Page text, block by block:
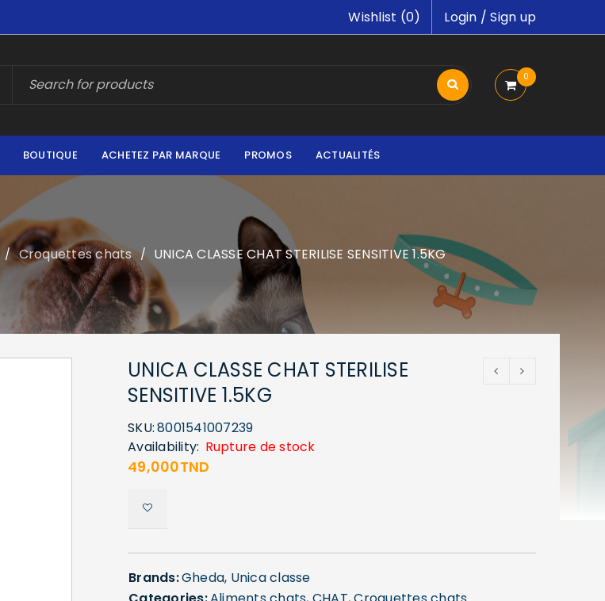
Login /Sign up
Wishlist (0)
0
BOUTIQUE ACHETEZ PAR MARQUE PROMOS ACTUALITÉS
/ Croquettes chats / UNICA CLASSE CHAT STERILISE SENSITIVE 1.5KG
UNICA CLASSE CHAT STERILISE
SENSITIVE 1.5KG
SKU:8001541007239
Availability: Rupture de stock
49,000TND
Brands:Gheda, Unica classe